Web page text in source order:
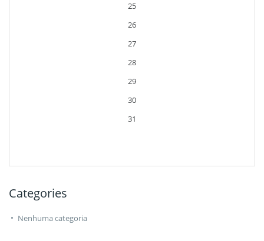
25
26
27
28
29
30
31
Categories
Nenhuma categoria